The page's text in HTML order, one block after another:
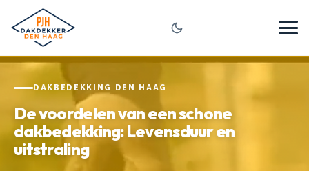
DAKBEDEKKING DEN HAAG
De voordelen van een schone
dakbedekking: Levensduur en
uitstraling